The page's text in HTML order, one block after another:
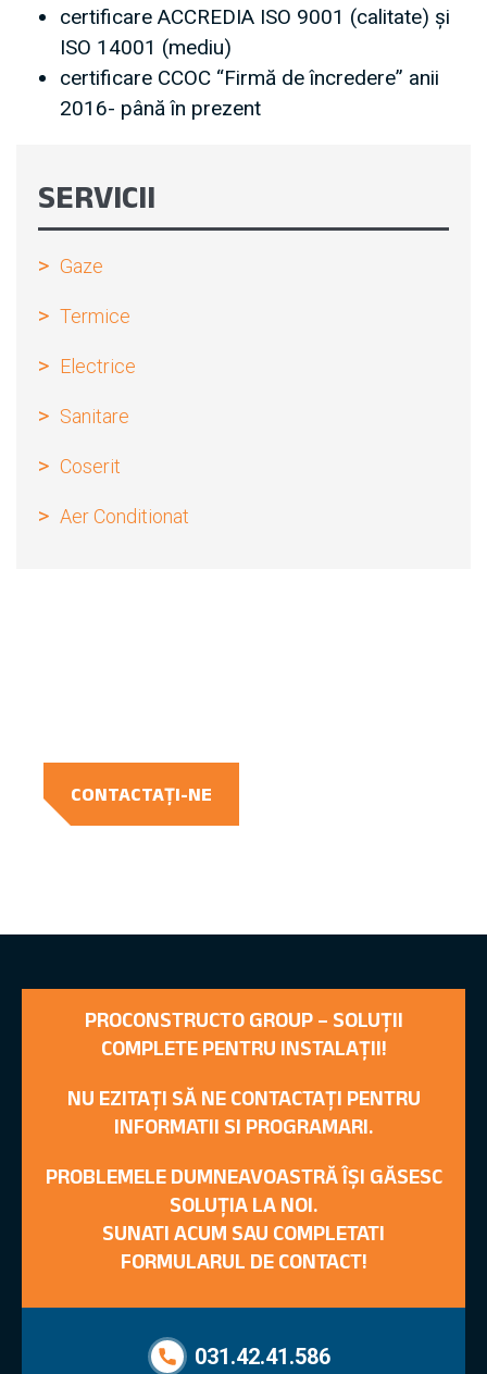
certificare ACCREDIA ISO 9001 (calitate) și
ISO 14001 (mediu)
certificare CCOC “Firmă de încredere” anii
2016- până în prezent
SERVICII
Gaze
Termice
Electrice
Sanitare
Coserit
Aer Conditionat
CONTACTAȚI-NE
PROCONSTRUCTO GROUP – SOLUȚII
COMPLETE PENTRU INSTALAȚII!
NU EZITAȚI SĂ NE CONTACTAȚI PENTRU
INFORMATII SI PROGRAMARI.
PROBLEMELE DUMNEAVOASTRĂ ÎȘI GĂSESC
SOLUȚIA LA NOI.
SUNATI ACUM SAU COMPLETATI
FORMULARUL DE CONTACT!
031.42.41.586